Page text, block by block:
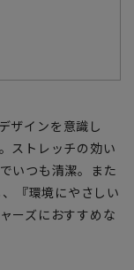
ザインを意識し
ストレッチの効い
いつも清潔。また
『環境にやさしい
ーズにおすすめな